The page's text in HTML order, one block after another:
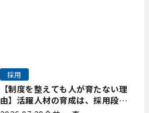
【制度を整えても人が育たない理
由】活躍人材の育成は、採用段階
採用